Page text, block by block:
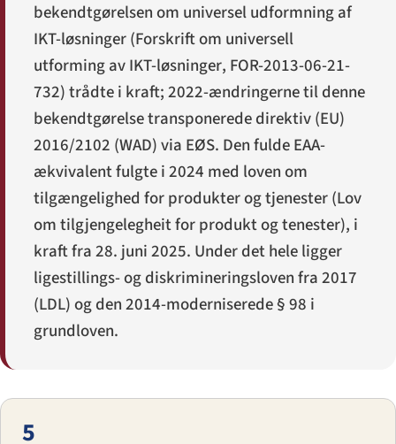
bekendtgørelsen om universel udformning af
IKT-løsninger (Forskrift om universell
utforming av IKT-løsninger, FOR-2013-06-21-
732) trådte i kraft; 2022-ændringerne til denne
bekendtgørelse transponerede direktiv (EU)
2016/2102 (WAD) via EØS. Den fulde EAA-
ækvivalent fulgte i 2024 med loven om
tilgængelighed for produkter og tjenester (Lov
om tilgjengelegheit for produkt og tenester), i
kraft fra 28. juni 2025. Under det hele ligger
ligestillings- og diskrimineringsloven fra 2017
(LDL) og den 2014-moderniserede § 98 i
grundloven.
5